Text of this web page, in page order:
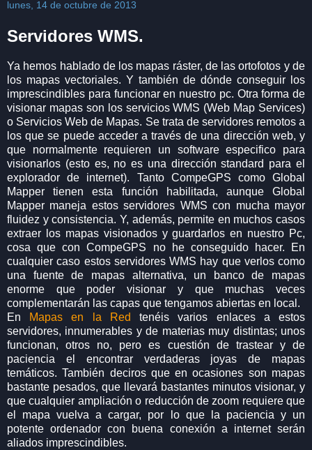
lunes, 14 de octubre de 2013
Servidores WMS.
Ya hemos hablado de los mapas ráster, de las ortofotos y de
los mapas vectoriales. Y también de dónde conseguir los
imprescindibles para funcionar en nuestro pc. Otra forma de
visionar mapas son los servicios WMS (Web Map Services)
o Servicios Web de Mapas. Se trata de servidores remotos a
los que se puede acceder a través de una dirección web, y
que normalmente requieren un software especifico para
visionarlos (esto es, no es una dirección standard para el
explorador de internet). Tanto CompeGPS como Global
Mapper tienen esta función habilitada, aunque Global
Mapper maneja estos servidores WMS con mucha mayor
fluidez y consistencia. Y, además, permite en muchos casos
extraer los mapas visionados y guardarlos en nuestro Pc,
cosa que con CompeGPS no he conseguido hacer. En
cualquier caso estos servidores WMS hay que verlos como
una fuente de mapas alternativa, un banco de mapas
enorme que poder visionar y que muchas veces
complementarán las capas que tengamos abiertas en local.
En
Mapas en la Red
tenéis varios enlaces a estos
servidores, innumerables y de materias muy distintas; unos
funcionan, otros no, pero es cuestión de trastear y de
paciencia el encontrar verdaderas joyas de mapas
temáticos. También deciros que en ocasiones son mapas
bastante pesados, que llevará bastantes minutos visionar, y
que cualquier ampliación o reducción de zoom requiere que
el mapa vuelva a cargar, por lo que la paciencia y un
potente ordenador con buena conexión a internet serán
aliados imprescindibles.